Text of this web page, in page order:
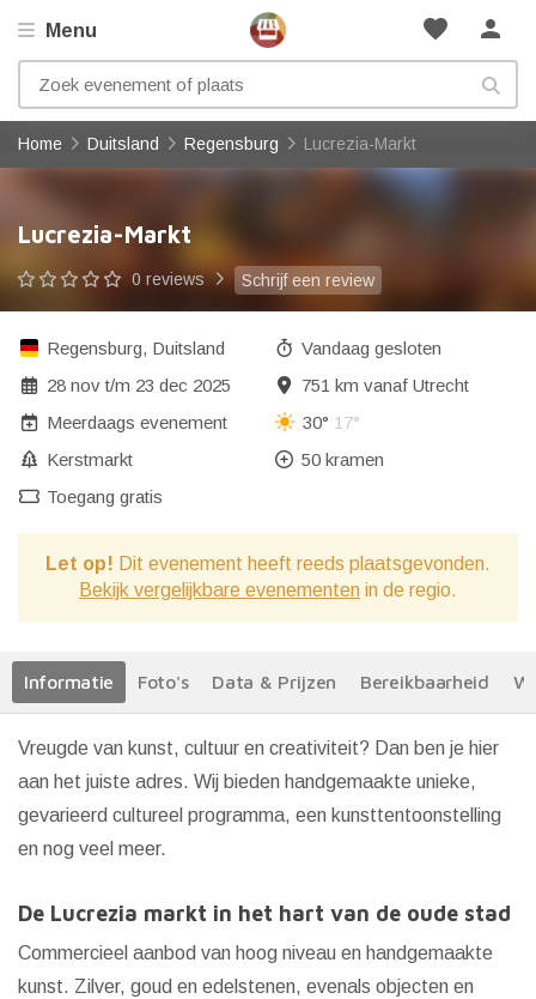
favorite person
Menu
Home Duitsland Regensburg Lucrezia-Markt
Lucrezia-Markt
0 reviews Schrijf een review
Regensburg, Duitsland
28 novt/m 23 dec 2025
Meerdaags evenement
Kerstmarkt
Toegang gratis
Vandaag gesloten
751 km vanaf Utrecht
30° 17°
50 kramen
Let op! Dit evenement heeft reeds plaatsgevonden.
Bekijk vergelijkbare evenementen in de regio.
Informatie Foto's Data & Prijzen Bereikbaarheid
Vreugde van kunst, cultuur en creativiteit? Dan ben je hier
aan het juiste adres. Wij bieden handgemaakte unieke,
gevarieerd cultureel programma, een kunsttentoonstelling
en nog veel meer.
De Lucrezia markt in het hart van de oude stad
Commercieel aanbod van hoog niveau en handgemaakte
kunst. Zilver, goud en edelstenen, evenals objecten en